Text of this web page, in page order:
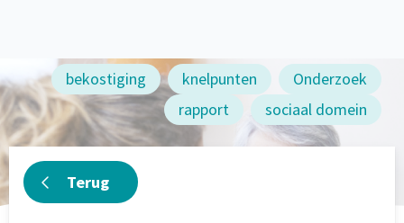
bekostiging knelpunten
Onderzoek
rapport
sociaal domein
Terug